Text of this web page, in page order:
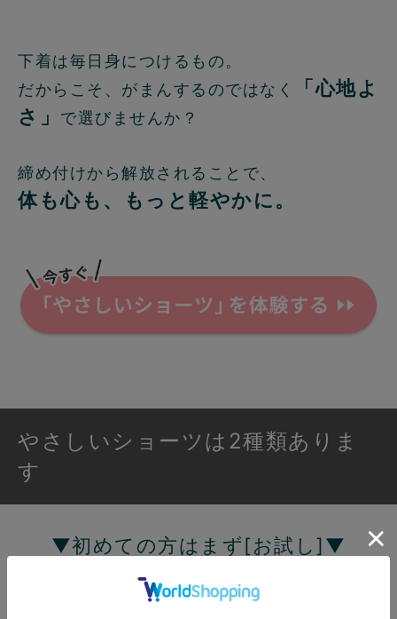
下着は毎日身につけるもの。
だからこそ、がまんするのではなく
「心地よ
さ」
で選びませんか？
締め付けから解放されることで、
体も心も、もっと軽やかに。
やさしいショーツは2種類ありま
す
▼初めての方はまず[お試し]▼